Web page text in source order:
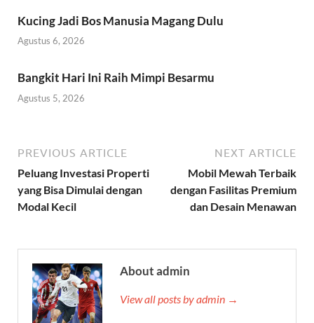
Kucing Jadi Bos Manusia Magang Dulu
Agustus 6, 2026
Bangkit Hari Ini Raih Mimpi Besarmu
Agustus 5, 2026
PREVIOUS ARTICLE
Peluang Investasi Properti
yang Bisa Dimulai dengan
Modal Kecil
NEXT ARTICLE
Mobil Mewah Terbaik
dengan Fasilitas Premium
dan Desain Menawan
About admin
View all posts by admin →